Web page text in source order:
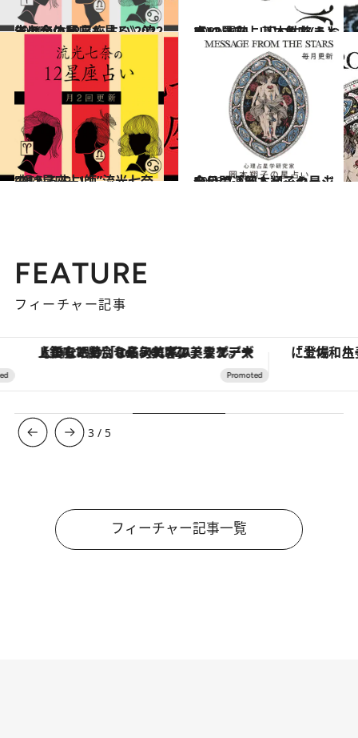
2021.12.15
《ほかの星座も見る》流光七奈の12星座占い 2022年の全体運
占い 2021.12.1
【12星座占い】魚座(うお座)の運勢、基本性格まとめ
占い
2026.7.29
“視える占い師”流光七奈の12星座占い
占い 2026.7.31
今月の運勢＆メッセージを公開「岡本翔子の星占い」
占い
FEATURE
フィーチャー記事
【銀座で出合う最旬美容】美髪ケアや上質な眠り…セルフケアのアップデートから、特別な名入れギフトまで。大人のための「ReFa GINZA」クルーズ
3 / 5
フィーチャー記事一覧